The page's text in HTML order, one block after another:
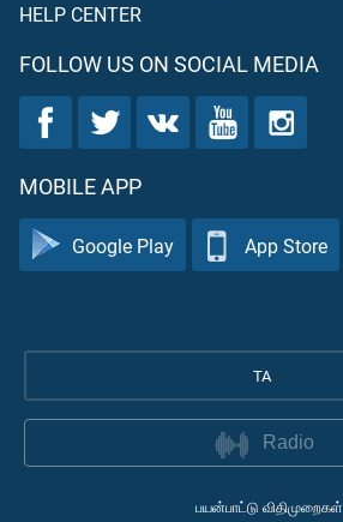
HELP CENTER
FOLLOW US ON SOCIAL MEDIA
MOBILE APP
Google Play App Store
TA
Radio
பயன்பாட்டு விதிமுறைகள்